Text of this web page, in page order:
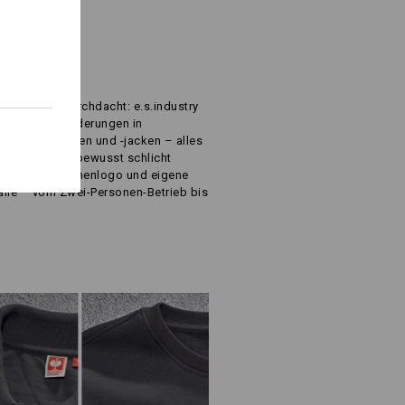
Detail durchdacht: e.s.industry
Herausforderungen in
Arbeitshosen und -jacken – alles
geprüft und bewusst schlicht
Platz für Firmenlogo und eigene
– vom Zwei-Personen-Betrieb bis